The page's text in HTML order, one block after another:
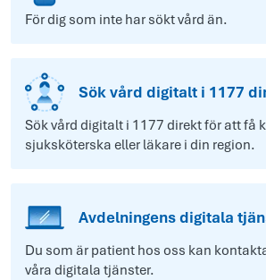
För dig som inte har sökt vård än.
Sök vård digitalt i 1177
Sök vård digitalt i 1177 direkt för att få
sjuksköterska eller läkare i din region.
Avdelningens digitala
Du som är patient hos oss kan
våra digitala tjänster.